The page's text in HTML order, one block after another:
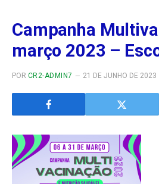
Campanha
março 2023 –
POR CR2-ADMIN7 21 DE JUNHO DE 2023